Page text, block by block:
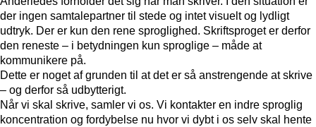
der ingen samtalepartner til stede og intet visuelt og lydligt
udtryk. Der er kun den rene sproglighed. Skriftsproget er derfor
den reneste – i betydningen kun sproglige – måde at
kommunikere på.
Dette er noget af grunden til at det er så anstrengende at skrive
– og derfor så udbytterigt.
Når vi skal skrive, samler vi os. Vi kontakter en indre sproglig
koncentration og fordybelse nu hvor vi dybt i os selv skal hente